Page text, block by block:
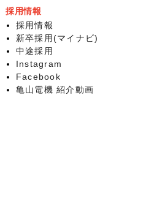
採用情報
採用情報
新卒採用(マイナビ)
中途採用
Instagram
Facebook
亀山電機 紹介動画